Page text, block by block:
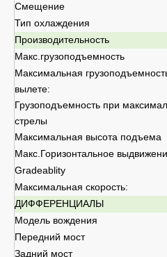
Смещение
Тип охлаждения
Производительность
Макс.грузоподъемность
Максимальная
вылете:
Грузоподъемность при
стрелы
Максимальная высота подъема
Макс.Горизонтальное
Gradeablity
Максимальная скорость:
ДИФФЕРЕНЦИАЛЫ
Модель вождения
Передний мост
Задний мост